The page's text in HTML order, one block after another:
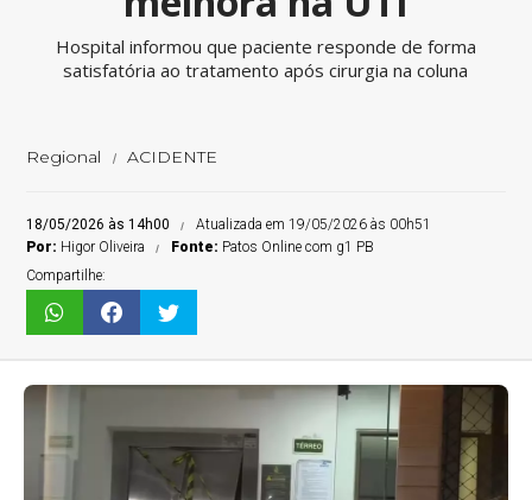
Hospital informou que paciente responde de forma
satisfatória ao tratamento após cirurgia na coluna
Regional ACIDENTE
18/05/2026 às 14h00
Atualizada em 19/05/2026 às 00h51
Por: Higor Oliveira Fonte: Patos Online com g1 PB
Compartilhe: